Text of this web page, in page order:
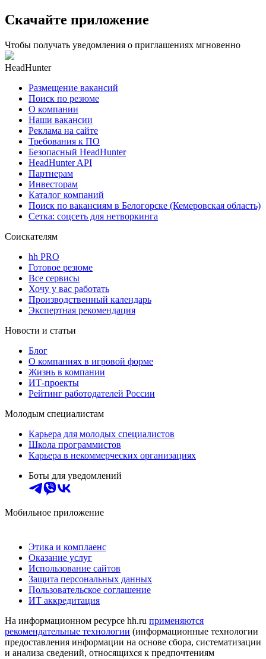
Скачайте приложение
Чтобы получать уведомления о приглашениях мгновенно
HeadHunter
Размещение вакансий
Поиск по резюме
О компании
Наши вакансии
Реклама на сайте
Требования к ПО
Безопасный HeadHunter
HeadHunter API
Партнерам
Инвесторам
Каталог компаний
Поиск по вакансиям в Белогорске (Кемеровская область)
Сетка: соцсеть для нетворкинга
Соискателям
hh PRO
Готовое резюме
Все сервисы
Хочу у вас работать
Производственный календарь
Экспертная рекомендация
Новости и статьи
Блог
О компаниях в игровой форме
Жизнь в компании
ИТ-проекты
Рейтинг работодателей России
Молодым специалистам
Карьера для молодых специалистов
Школа программистов
Карьера в некоммерческих организациях
Боты для уведомлений
Мобильное приложение
Этика и комплаенс
Оказание услуг
Использование сайтов
Защита персональных данных
Пользовательское соглашение
ИТ аккредитация
На информационном ресурсе hh.ru применяются
рекомендательные технологии (информационные технологии
предоставления информации на основе сбора, систематизации
и анализа сведений, относящихся к предпочтениям